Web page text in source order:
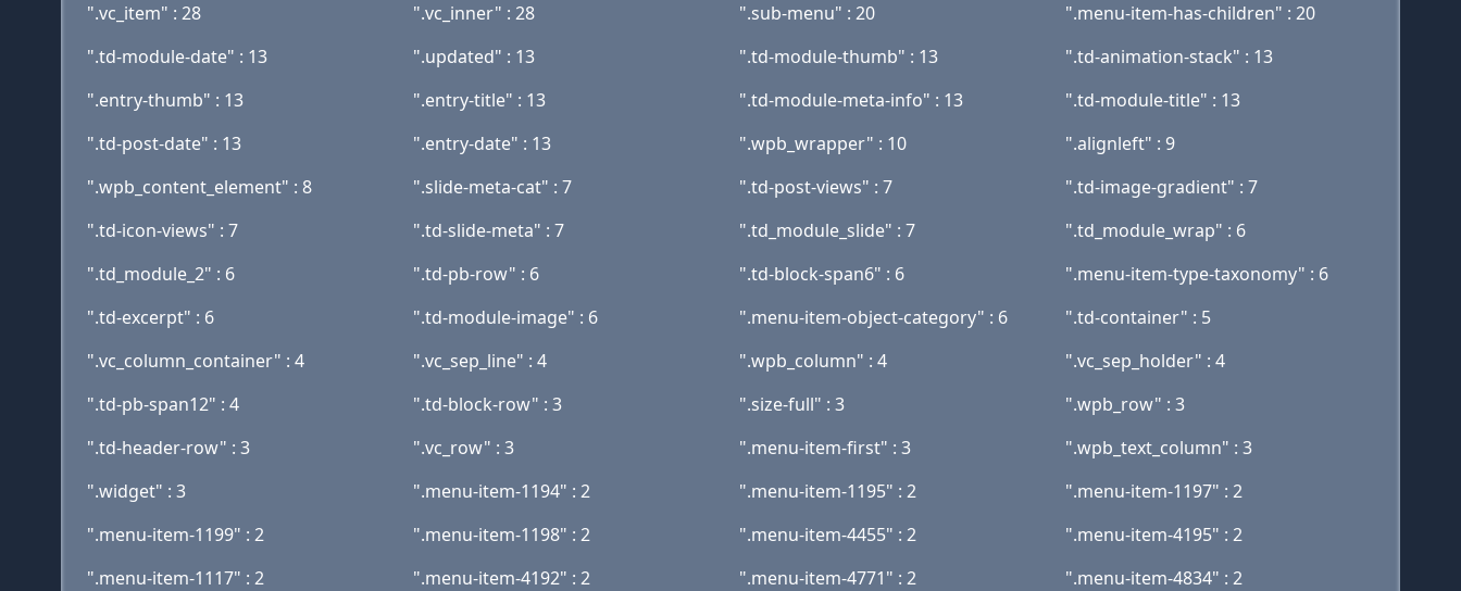
".vc_item" : 28
".vc_inner" : 28 ".sub-menu" : 20
".menu-item-has-children" : 20
".td-module-date" : 13
".updated" : 13 ".td-module-thumb" : 13
".td-animation-stack" : 13
".entry-thumb" : 13
".entry-title" : 13 ".td-module-meta-info" : 13
".td-module-title" : 13
".td-post-date" : 13
".entry-date" : 13 ".wpb_wrapper" : 10
".alignleft" : 9
".wpb_content_element" : 8
".slide-meta-cat" : 7 ".td-post-views" : 7
".td-image-gradient" : 7
".td-icon-views" : 7
".td-slide-meta" : 7 ".td_module_slide" : 7
".td_module_wrap" : 6
".td_module_2" : 6
".td-pb-row" : 6 ".td-block-span6" : 6
".menu-item-type-taxonomy" : 6
".td-excerpt" : 6
".td-module-image" : 6 ".menu-item-object-category" : 6
".td-container" : 5
".vc_column_container" : 4
".vc_sep_line" : 4 ".wpb_column" : 4
".vc_sep_holder" : 4
".td-pb-span12" : 4
".td-block-row" : 3 ".size-full" : 3
".wpb_row" : 3
".td-header-row" : 3
".vc_row" : 3 ".menu-item-first" : 3
".wpb_text_column" : 3
".widget" : 3
".menu-item-1194" : 2 ".menu-item-1195" : 2
".menu-item-1197" : 2
".menu-item-1199" : 2
".menu-item-1198" : 2 ".menu-item-4455" : 2
".menu-item-4195" : 2
".menu-item-1117" : 2
".menu-item-4192" : 2 ".menu-item-4771" : 2
".menu-item-4834" : 2